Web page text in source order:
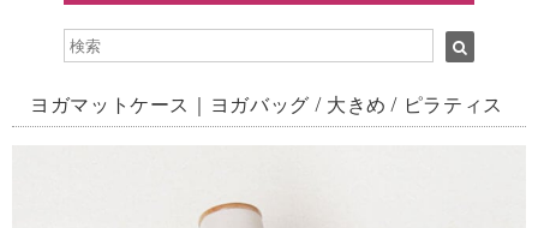
ヨガマットケース｜ヨガバッグ / 大きめ / ピラティス